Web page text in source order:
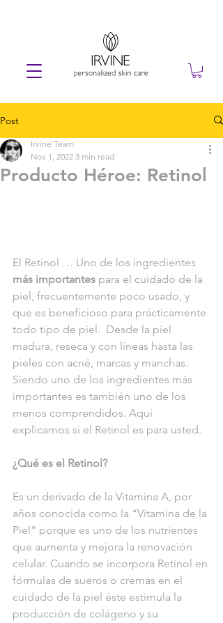
Post
Producto Héroe: Retinol
Irvine Team
Nov 1, 2022 3 min read
El Retinol … Uno de los ingredientes
más importantes para el cuidado de la
piel, frecuentemente poco usado, y
que es beneficioso para prácticamente
todo tipo de piel.  Desde la piel
madura, reseca y con líneas hasta las
pieles con acné, marcas y manchas.
Siendo uno de los ingredientes más
importantes es también uno de los
menos comprendidos. Aquí
explicamos si el Retinol es para usted.
¿Qué es el Retinol?
Es un derivado de la Vitamina A, por
años conocida como la “Vitamina de la
Piel” porque es uno de los nutrientes
que aumenta y mejora la renovación
celular. Cuando se incorpora Retinol en
fórmulas de sueros o cremas en el
cuidado de la piel éste estimula la
producción de colágeno y su